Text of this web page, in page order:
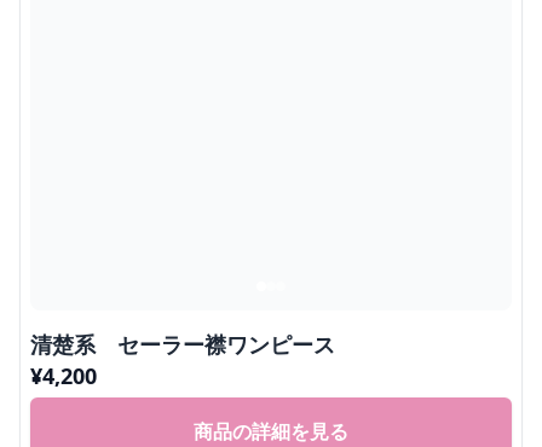
清楚系 セーラー襟ワンピース
¥4,200
商品の詳細を見る